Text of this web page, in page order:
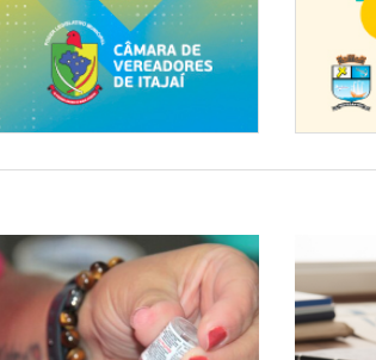
conta com a ajuda de sua
os segredos da decoração
de poder usufruir de momentos
para ver a sua
todos. Agradeço o carinho e
enfeitando sua casa para o
de Cursos da "COMBEMI".